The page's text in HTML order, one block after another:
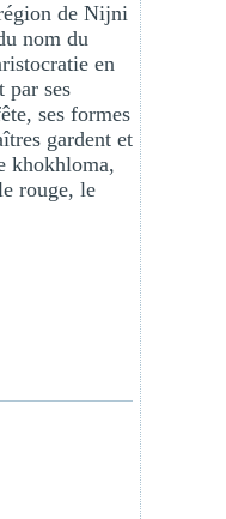
de Nijni
nom du
en
par ses
ses formes
gardent et
khokhloma,
rouge, le